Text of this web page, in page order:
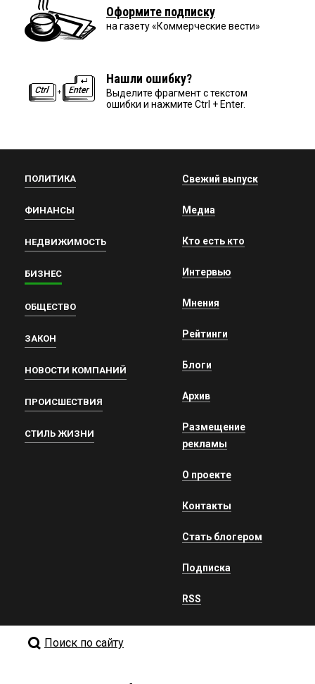
Оформите подписку
на газету «Коммерческие вести»
Нашли ошибку?
Выделите фрагмент с текстом
ошибки и нажмите Ctrl + Enter.
ПОЛИТИКА
ФИНАНСЫ
НЕДВИЖИМОСТЬ
БИЗНЕС
ОБЩЕСТВО
ЗАКОН
НОВОСТИ КОМПАНИЙ
ПРОИСШЕСТВИЯ
СТИЛЬ ЖИЗНИ
Свежий выпуск
Медиа
Кто есть кто
Интервью
Мнения
Рейтинги
Блоги
Архив
Размещение
рекламы
О проекте
Контакты
Стать блогером
Подписка
RSS
Поиск по сайту